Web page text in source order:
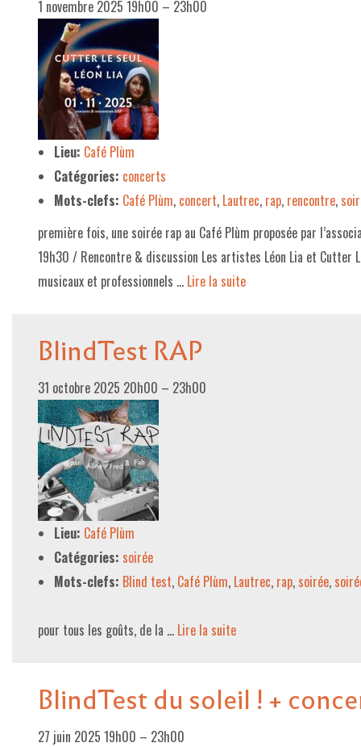
1 novembre 2025 19h00 – 23h00
Lieu: Café Plùm
Catégories: concerts
Mots-clefs: Café Plùm, concert, Lautrec, rap, rencontre,
première fois, une soirée rap au Café Plùm proposée par
19h30 / Rencontre & discussion Les artistes Léon Lia et Cutter
musicaux et professionnels … Lire la suite­­
BlindTest RAP
31 octobre 2025 20h00 – 23h00
Lieu: Café Plùm
Catégories: soirée
Mots-clefs: Blind test, Café Plùm, Lautrec, rap, soirée,
pour tous les goûts, de la … Lire la suite­­
BlindTest du soleil ! +
27 juin 2025 19h00 – 23h00